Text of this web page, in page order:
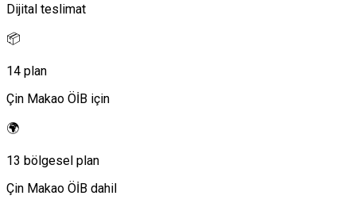
Dijital teslimat
📦
14 plan
Çin Makao ÖİB için
🌍
13 bölgesel plan
Çin Makao ÖİB dahil